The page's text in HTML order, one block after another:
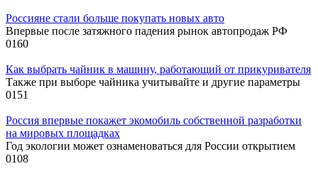
Россияне стали больше покупать новых авто
Впервые после затяжного падения рынок автопродаж РФ
0160
Как выбрать чайник в машину, работающий от прикуривателя
Также при выборе чайника учитывайте и другие параметры
0151
Россия впервые покажет экомобиль собственной разработки
на мировых площадках
Год экологии может ознаменоваться для России открытием
0108